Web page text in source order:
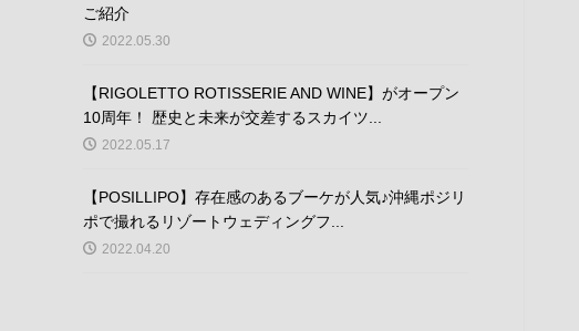
ご紹介
2022.05.30
【RIGOLETTO ROTISSERIE AND WINE】がオープン
10周年！ 歴史と未来が交差するスカイツ...
2022.05.17
【POSILLIPO】存在感のあるブーケが人気♪沖縄ポジリ
ポで撮れるリゾートウェディングフ...
2022.04.20